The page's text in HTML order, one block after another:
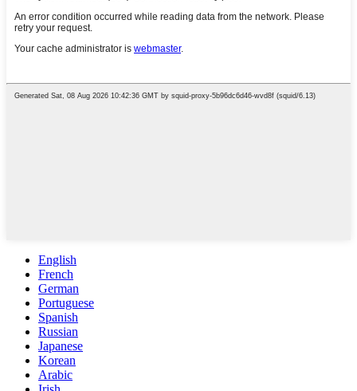
English
French
German
Portuguese
Spanish
Russian
Japanese
Korean
Arabic